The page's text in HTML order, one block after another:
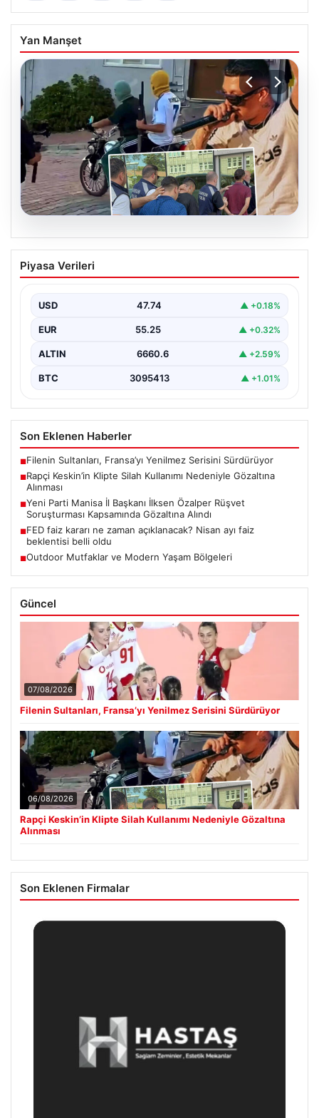
Yan Manşet
06.08.2026
Rapçi Keskin’in Klipte Silah Kullanımı
Nedeniyle Gözaltına Alınması
rapçi Yüşa Keskin, son yaptığı müzik klibinde…
Piyasa Verileri
USD 47.74 ▲ +0.18%
EUR 55.25 ▲ +0.32%
ALTIN 6660.6 ▲ +2.59%
BTC 3095413 ▲ +1.01%
Son Eklenen Haberler
■Filenin Sultanları, Fransa’yı Yenilmez Serisini Sürdürüyor
■Rapçi Keskin’in Klipte Silah Kullanımı Nedeniyle Gözaltına
Alınması
■Yeni Parti Manisa İl Başkanı İlksen Özalper Rüşvet
Soruşturması Kapsamında Gözaltına Alındı
■FED faiz kararı ne zaman açıklanacak? Nisan ayı faiz
beklentisi belli oldu
■Outdoor Mutfaklar ve Modern Yaşam Bölgeleri
Güncel
07/08/2026
Filenin Sultanları, Fransa’yı Yenilmez Serisini Sürdürüyor
06/08/2026
Rapçi Keskin’in Klipte Silah Kullanımı Nedeniyle Gözaltına
Alınması
Son Eklenen Firmalar